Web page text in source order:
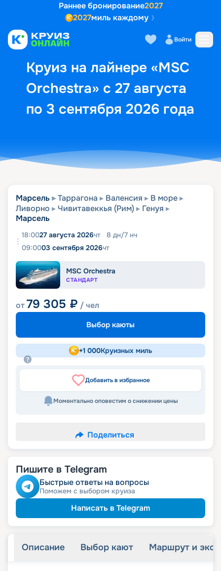
Раннее бронирование2027
2027миль каждому
Войти
Круиз на лайнере «MSC
Orchestra» с 27 августа
по 3 сентября 2026 года
Выбор кают Маршрут и
Марсель Таррагона Валенсия
В море
Ливорно
Чивитавеккья (Рим)
Генуя
Марсель
18:0027 августа 2026чт 8 дн/7 нч
09:0003 сентября 2026чт
MSC Orchestra
СТАНДАРТ
от79 305 ₽ / чел
Выбор каюты
+1 000Круизных миль
Добавить в избранное
Моментально оповестим о снижении цены
Поделиться
Пишите в Telegram
Быстрые ответы на вопросы
Поможем с выбором круиза
Написать в Telegram
Описание Выбор кают Маршрут и